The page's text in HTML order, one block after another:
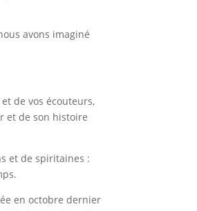
avons imaginé
de vos écouteurs,
et de son histoire
et de spiritaines :
en octobre dernier